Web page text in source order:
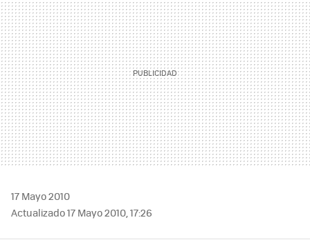
17 Mayo 2010
Actualizado 17 Mayo 2010, 17:26